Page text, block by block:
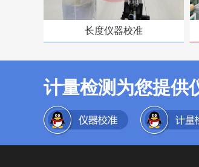
长度仪器校准
计量检测为您提供